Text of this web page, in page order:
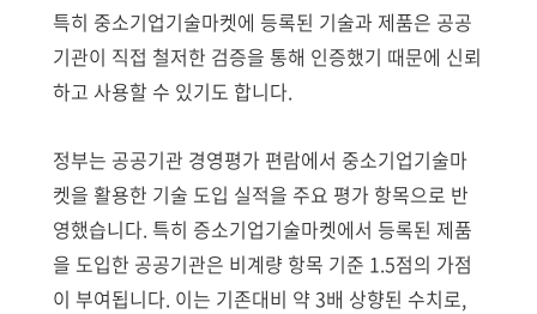
특히 중소기업기술마켓에 등록된 기술과 제품은 공공
기관이 직접 철저한 검증을 통해 인증했기 때문에 신뢰
하고 사용할 수 있기도 합니다.
정부는 공공기관 경영평가 편람에서 중소기업기술마
켓을 활용한 기술 도입 실적을 주요 평가 항목으로 반
영했습니다. 특히 증소기업기술마켓에서 등록된 제품
을 도입한 공공기관은 비계량 항목 기준 1.5점의 가점
이 부여됩니다. 이는 기존대비 약 3배 상향된 수치로,